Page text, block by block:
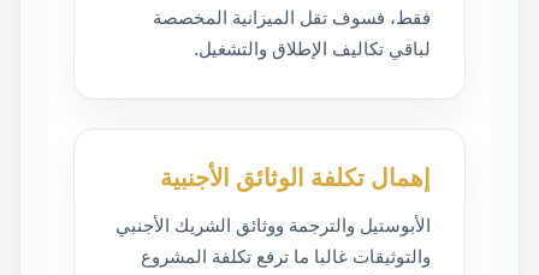
فقط، فسوف تقل الميزانية المخصصة
لباقي تكاليف الإطلاق والتشغيل.
إهمال تكلفة الوثائق الأجنبية
الأبوستيل والترجمة ووثائق الشريك الأجنبي
والتوثيقات غالبا ما ترفع تكلفة المشروع